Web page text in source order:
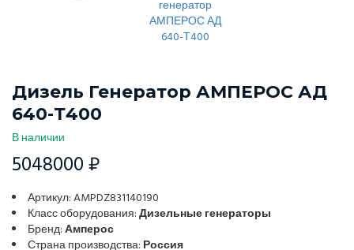
Дизель Генератор АМПЕРОС АД
640-Т400
В наличии
5048000 ₽
Артикул: AMPDZ831140190
Класс оборудования:Дизельные генераторы
Бренд:Амперос
Страна производства: Россия